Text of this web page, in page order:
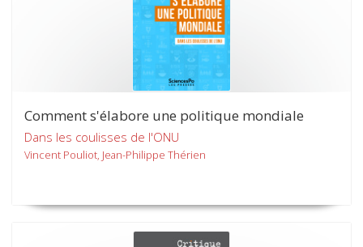
Comment s'élabore une politique mondiale
Dans les coulisses de l'ONU
Vincent Pouliot, Jean-Philippe Thérien